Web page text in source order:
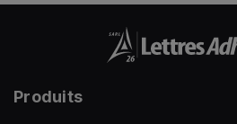
Produits